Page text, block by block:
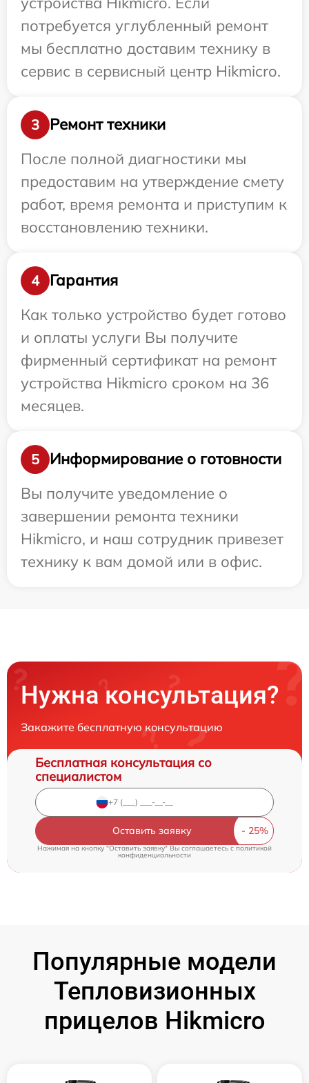
потребуется углубленный ремонт
мы бесплатно доставим технику в
сервис в сервисный центр Hikmicro.
3
Ремонт техники
После полной диагностики мы
предоставим на утверждение смету
работ, время ремонта и приступим к
восстановлению техники.
4
Гарантия
Как только устройство будет готово
и оплаты услуги Вы получите
фирменный сертификат на ремонт
устройства Hikmicro сроком на 36
месяцев.
5
Информирование о готовности
Вы получите уведомление о
завершении ремонта техники
Hikmicro, и наш сотрудник привезет
технику к вам домой или в офис.
Нужна консультация?
Закажите бесплатную консультацию
Бесплатная консультация со
специалистом
Оставить заявку
Нажимая на кнопку "Оставить заявку" Вы соглашаетесь cполитикой
конфиденциальности
Популярные модели
Тепловизионных
прицелов Hikmicro